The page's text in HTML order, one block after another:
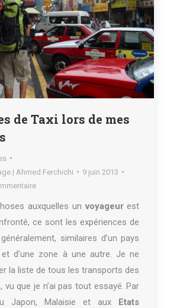
de Taxi lors de mes
| Ahmed Ferchichi
9 juin 2013
auxquelles un voyageurest
ce sont les expériences de
similaires d’un pays
d’une zone à une autre. Je ne
la liste de tous les transports des
vu que je n’ai pas tout essayé. Par
Japon, Malaisie et aux Etats